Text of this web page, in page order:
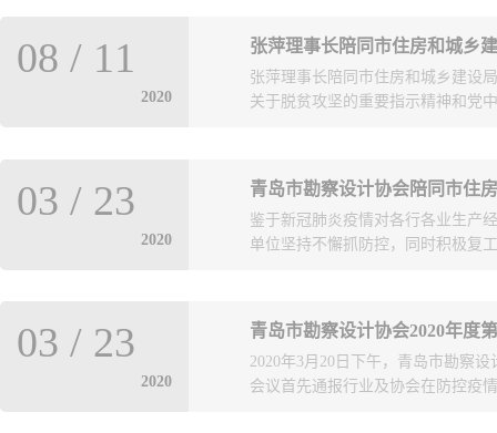
要决策。成立设计管理研究院将逐
色鲜明、中建著名、行业知名”的总
唱国歌。会议由党支部副书记林婧
关于思想建设，组织建设以及作风
结一心，全面提升工作中党员的战
记张萍同志就“三述”结合民主生活
民族伟大复兴而贡献力量。同时也
求，希望全体党员立足本职，爱岗
述”，每位党员同志和入党积极分
会，是协会党支部积极贯彻落实中
合，不断提高“三述”活动成效。
张萍理事长陪同市住房和城乡
2020
08 / 11
张萍理事长陪同市住房和城乡建设
关于脱贫攻坚的重要指示精神和党
坚，7月28日至29日，青岛市勘察
党组成员、副局长刘波、局办公室
建集团、中青建安、海川集团等企
陇南住建系统召开了东西部扶贫协
行实地走访了青岛住建系统在陇南
和城乡建设行业框架协议，举行了
察设计协会以消费扶贫的方式购买
青岛市勘察设计协会陪同市住
2020
03 / 23
鉴于新冠肺炎疫情对各行各业生产
单位坚持不懈抓防控，同时积极复
理事长张萍、秘书长潘贵成先后于
和城乡建设局勘察设计处于周军处
司及青岛北洋建筑设计有限公司进
展情况。 此次调研重点了解了三家
青岛市勘察设计协会2020年度
2020
03 / 23
2020年3月20日下午，青岛市勘察
会议首先通报行业及协会在防控疫